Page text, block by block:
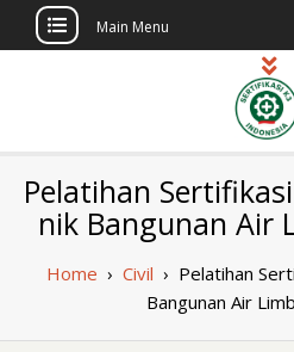
Main Menu
Pelatihan
nik Bangunan Air
Home › Civil › Pelatihan
Bangunan Air